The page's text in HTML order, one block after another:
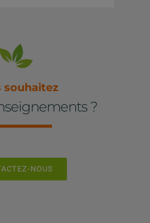
souhaitez
?
NOUS